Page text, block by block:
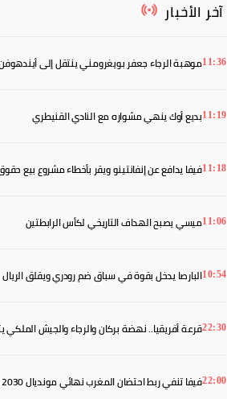
آخر الأخبار
11:36موهبة الرجاء جعفر بويغرومني ينتقل إلى
11:19بديع أوك ينهي مشواره مع النادي القنيطري
11:18فيفا يدافع عن إنفانتينو ويقر بأخطاء مشروع بيع
11:06ميسي يصبح الهداف التاريخي لكأس الرابطتين
10:54البارصا يدخل بقوة في سباق ضم رودري ويقلق الريال
22:30قرعة أفريقيا.. نهضة بركان والرجاء والجيش الملكي
22:00فيفا تنفي ربط احتضان المغرب نهائي مونديال 2030 بدعم انفانتينو